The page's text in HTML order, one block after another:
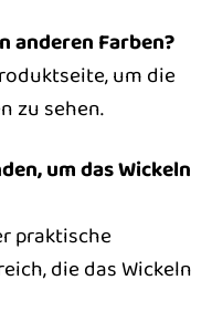
anderen Farben?
um die
zu sehen.
um das Wickeln
praktische
die das Wickeln